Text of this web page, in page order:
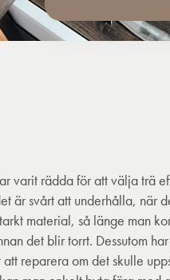
varit rädda för att välja trä
är svårt att underhålla, när
material, så länge man
det blir torrt. Dessutom
reparera om det skulle